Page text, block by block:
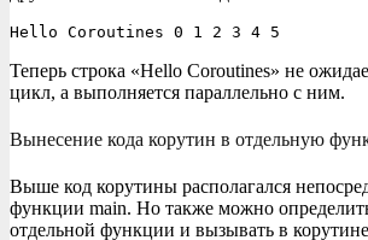
Hello Coroutines 0 1 2 3 4 5
Теперь строка «Hello Coroutines» не
цикл, а выполняется параллельно с ним.
Вынесение кода корутин в отдельную
Выше код корутины располагался
функции main. Но также можно
отдельной функции и вызывать в